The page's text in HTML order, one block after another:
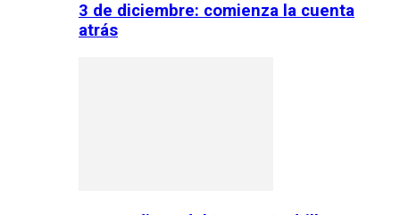
3 de diciembre: comienza la cuenta
atrás